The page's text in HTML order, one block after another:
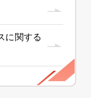
に関する